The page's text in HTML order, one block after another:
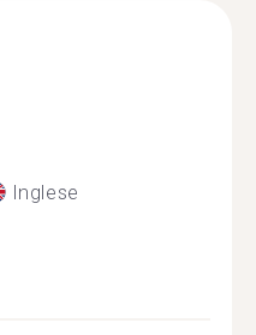
Inglese